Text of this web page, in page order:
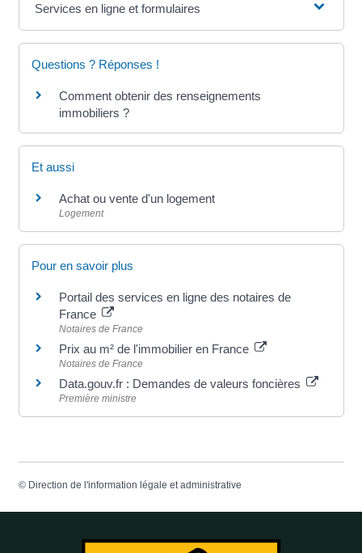
Services en ligne et formulaires
Questions ? Réponses !
Comment obtenir des renseignements
immobiliers ?
Et aussi
Achat ou vente d'un logement
Logement
Pour en savoir plus
Portail des services en ligne des notaires de
France
Notaires de France
Prix au m² de l'immobilier en France
Notaires de France
Data.gouv.fr : Demandes de valeurs foncières
Première ministre
© Direction de l'information légale et administrative